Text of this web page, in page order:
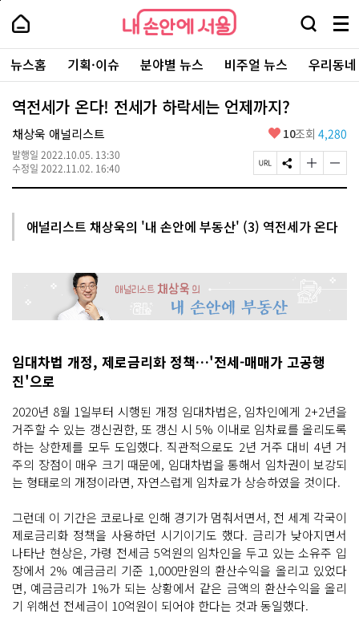
본
로
가
내
손
안
에
서
울
-
서
울
시
대
표
소
포
내
손
에
울
검
창
열
기
메
뉴
전
체
보
주
요
서
뉴스홈 기획·이슈 분야별 뉴스 비주얼 뉴스 우리동
역전세가 온다! 전세가 하락세는 언제까지?
채상욱 애널리스트
발행일 2022.10.05. 13:30
수정일 2022.11.02. 16:40
좋
요
10조회 4,280
페
이
R
L
S
N
유
하
글
자
크
게
하
기
글
자
작
게
하
애널리스트 채상욱의 '내 손안에 부동산' (3) 역전세가 온다
임대차법 개정, 제로금리화 정책…'전세-매매가 고공행
진'으로
2020년 8월 1일부터 시행된 개정 임대차법은, 임차인에게 2+2년을
거주할 수 있는 갱신권한, 또 갱신 시 5% 이내로 임차료를 올리도록
하는 상한제를 모두 도입했다. 직관적으로도 2년 거주 대비 4년 거
주의 장점이 매우 크기 때문에, 임대차법을 통해서 임차권이 보강되
는 형태로의 개정이라면, 자연스럽게 임차료가 상승하였을 것이다.
그런데 이 기간은 코로나로 인해 경기가 멈춰서면서, 전 세계 각국이
제로금리화 정책을 사용하던 시기이기도 했다. 금리가 낮아지면서
나타난 현상은, 가령 전세금 5억원의 임차인을 두고 있는 소유주 입
장에서 2% 예금금리 기준 1,000만원의 환산수익을 올리고 있었다
면, 예금금리가 1%가 되는 상황에서 같은 금액의 환산수익을 올리
기 위해선 전세금이 10억원이 되어야 한다는 것과 동일했다.
페
상
단
로